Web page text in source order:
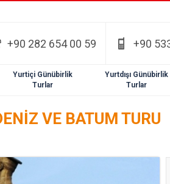
+90 282 654 00 59 +90
Yurtiçi Günübirlik
Turlar
Yurtdışı Günübirlik
Turlar
VE BATUM TURU